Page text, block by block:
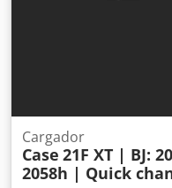
ancho Motor Isuzu de
Cargador
Case 21F XT | BJ:
2058h | Quick